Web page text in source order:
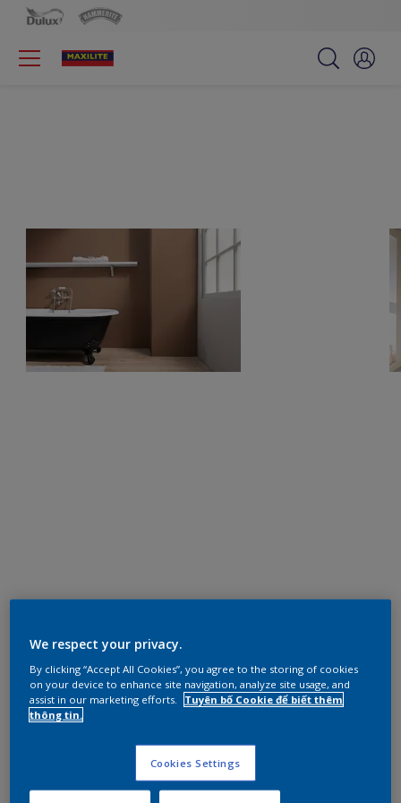
We respect your privacy.
By clicking “Accept All Cookies”, you agree to the storing of cookies
on your device to enhance site navigation, analyze site usage, and
assist in our marketing efforts.
Tuyên bố Cookie để biết thêm
thông tin.
Cookies Settings